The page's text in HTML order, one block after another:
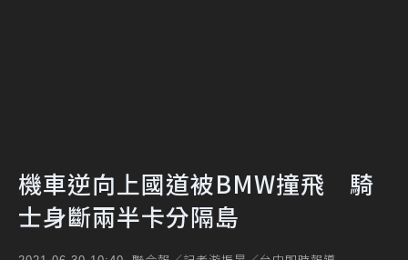
機車逆向上國道被BMW撞飛 騎
士身斷兩半卡分隔島